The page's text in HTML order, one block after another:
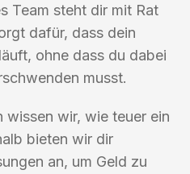
Team steht dir mit Rat
dafür, dass dein
ohne dass du dabei
musst.
wissen wir, wie teuer ein
bieten wir dir
an, um Geld zu